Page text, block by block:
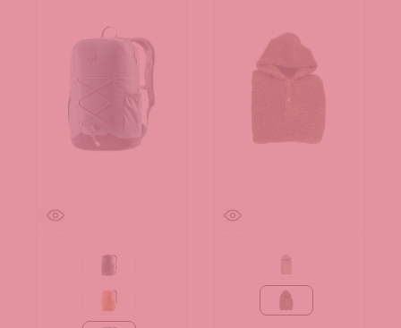
Black
amber-maple braun